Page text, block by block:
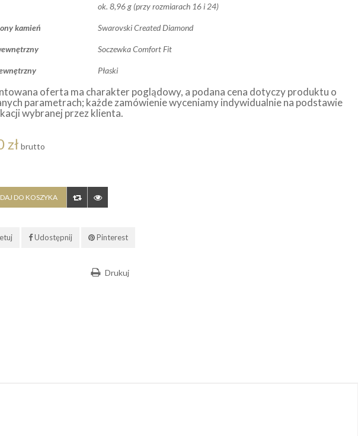
ok. 8,96 g (przy rozmiarach 16 i 24)
kamień Swarovski Created Diamond
Soczewka Comfort Fit
Płaski
oferta ma charakter poglądowy, a podana cena dotyczy produktu o
parametrach; każde zamówienie wyceniamy indywidualnie na podstawie
wybranej przez klienta.
zł brutto
DO KOSZYKA
Udostępnij Pinterest
Drukuj